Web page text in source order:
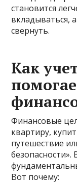
становится
вкладываться,
свернуть.
Как
Финансовые
квартиру,
путешествие
Вот почему: